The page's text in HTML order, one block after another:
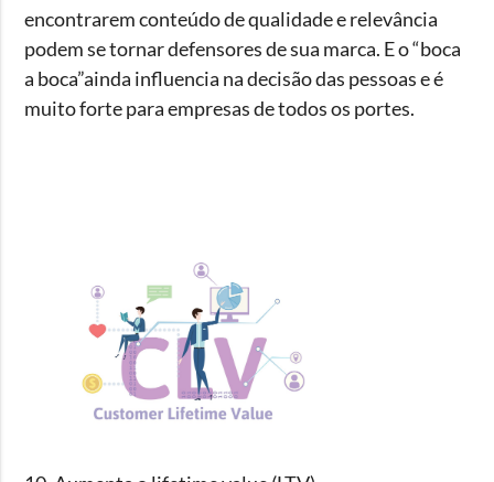
encontrarem conteúdo de qualidade e relevância
podem se tornar defensores de sua marca. E o “boca
a boca”ainda influencia na decisão das pessoas e é
muito forte para empresas de todos os portes.